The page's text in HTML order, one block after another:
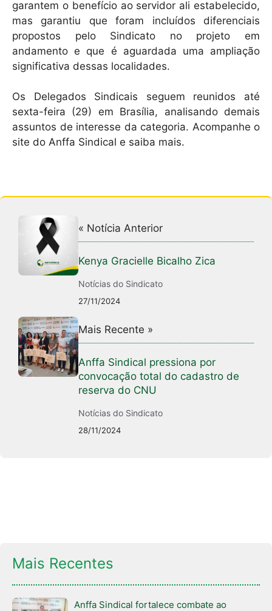
garantem o benefício ao servidor ali estabelecido,
mas garantiu que foram incluídos diferenciais
propostos pelo Sindicato no projeto em
andamento e que é aguardada uma ampliação
significativa dessas localidades.
Os Delegados Sindicais seguem reunidos até
sexta-feira (29) em Brasília, analisando demais
assuntos de interesse da categoria. Acompanhe o
site do Anffa Sindical e saiba mais.
« Notícia Anterior
Kenya Gracielle Bicalho Zica
Notícias do Sindicato
27/11/2024
Mais Recente »
Anffa Sindical pressiona por
convocação total do cadastro de
reserva do CNU
Notícias do Sindicato
28/11/2024
Mais Recentes
Anffa Sindical fortalece combate ao